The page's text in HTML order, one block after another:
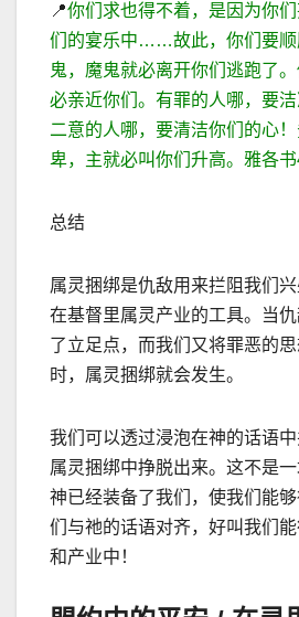
📍你们求也得不着，是因为你
们的宴乐中……故此，你们要
鬼，魔鬼就必离开你们逃跑了
必亲近你们。有罪的人哪，要
二意的人哪，要清洁你们的心
卑，主就必叫你们升高。雅各书
总结
属灵捆绑是仇敌用来拦阻我们
在基督里属灵产业的工具。当
了立足点，而我们又将罪恶的
时，属灵捆绑就会发生。
我们可以透过浸泡在神的话语
属灵捆绑中挣脱出来。这不是
神已经装备了我们，使我们能
们与祂的话语对齐，好叫我们
和产业中！